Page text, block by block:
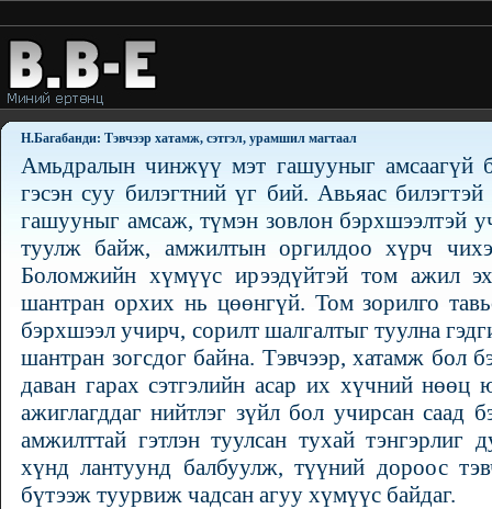
Н.Багабанди: Тэвчээр хатамж, сэтгэл, урамшил магтаал
Амьдралын чинжүү мэт гашууныг амсаагүй
гэсэн суу билэгтний үг бий. Авьяас
гашууныг амсаж, түмэн зовлон бэрхшээлтэй
туулж байж, амжилтын оргилдоо хүрч
Боломжийн хүмүүс ирээдүйтэй том ажил
шантран орхих нь цөөнгүй. Том зорилго
бэрхшээл учирч, сорилт шалгалтыг туулна
шантран зогсдог байна. Тэвчээр, хатамж бол
даван гарах сэтгэлийн асар их хүчний
ажиглагддаг нийтлэг зүйл бол учирсан саад
амжилттай гэтлэн туулсан тухай
хүнд лантуунд балбуулж, түүний дороос
бүтээж туурвиж чадсан агуу хүмүүс байдаг.